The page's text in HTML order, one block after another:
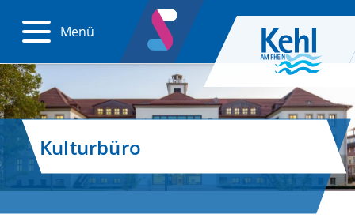
Menü
Kulturbüro